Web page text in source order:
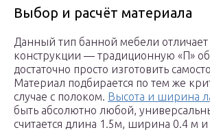
Выбор и расчёт материала
Данный тип банной мебели отличает
конструкции — традиционную «П»
достаточно просто изготовить
Материал подбирается по тем же
случае с полоком. Высота и ширина
быть абсолютно любой,
считается длина 1.5м, ширина 0.4 м